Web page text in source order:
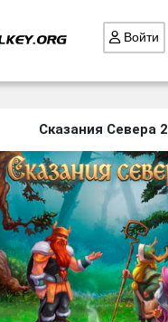
Войти
Сказания Севера 2